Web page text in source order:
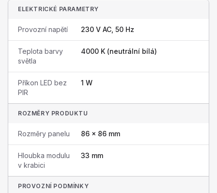
ELEKTRICKÉ PARAMETRY
Provozní napětí 230 V AC, 50 Hz
Teplota barvy
světla
4000 K (neutrální bílá)
Příkon LED bez
PIR
1 W
ROZMĚRY PRODUKTU
Rozměry panelu 86 × 86 mm
Hloubka modulu
v krabici
33 mm
PROVOZNÍ PODMÍNKY